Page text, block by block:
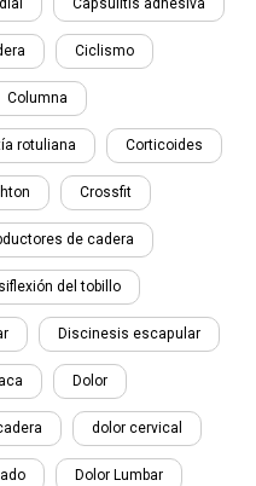
Capsulitis adhesiva
Ciclismo
Columna
rotuliana Corticoides
Crossfit
de cadera
del tobillo
Discinesis escapular
Dolor
dolor cervical
Dolor Lumbar